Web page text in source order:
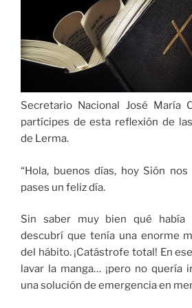
Secretario Nacional José María
partícipes de esta reflexión de
de Lerma.
“Hola, buenos días, hoy Sión
pases un feliz día.
Sin saber muy bien qué había
descubrí que tenía una enorme
del hábito. ¡Catástrofe total! En
lavar la manga… ¡pero no quería
una solución de emergencia en